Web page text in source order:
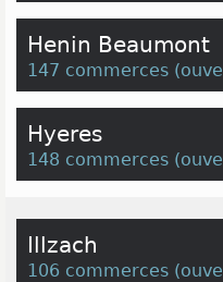
Henin Beaumont
147 commerces (
Hyeres
148 commerces (
Illzach
106 commerces (